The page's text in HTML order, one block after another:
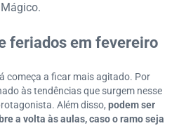
feriados em fevereiro
começa a ficar mais agitado. Por
às tendências que surgem nesse
Além disso, podem ser
a volta às aulas, caso o ramo seja